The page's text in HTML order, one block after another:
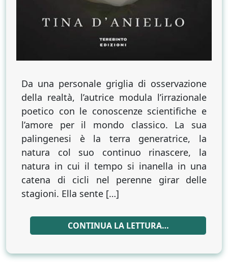
Da una personale griglia di osservazione
della realtà, l’autrice modula l’irrazionale
poetico con le conoscenze scientifiche e
l’amore per il mondo classico. La sua
palingenesi è la terra generatrice, la
natura col suo continuo rinascere, la
natura in cui il tempo si inanella in una
catena di cicli nel perenne girar delle
stagioni. Ella sente […]
CONTINUA LA LETTURA…